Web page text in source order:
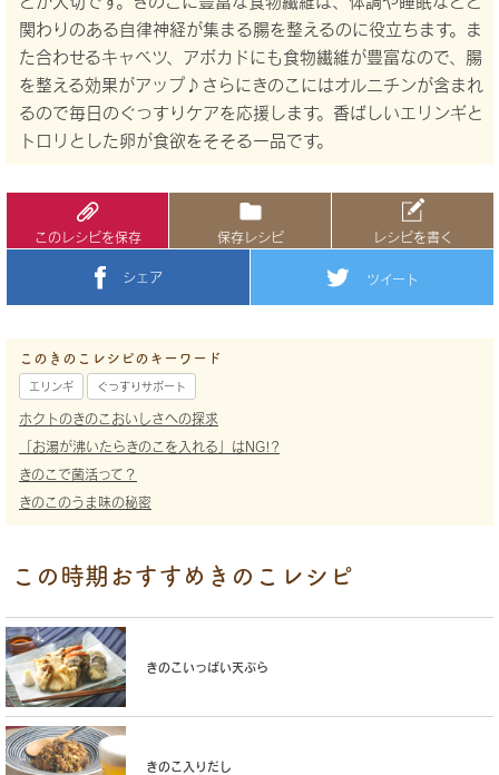
関わりのある自律神経が集まる腸を整えるのに役立ちます。ま
た合わせるキャベツ、アボカドにも食物繊維が豊富なので、腸
を整える効果がアップ♪さらにきのこにはオルニチンが含まれ
るので毎日のぐっすりケアを応援します。香ばしいエリンギと
トロリとした卵が食欲をそそる一品です。
このレシピを保存 保存レシピ レシピを書く
シェア ツイート
このきのこレシピのキーワード
エリンギ ぐっすりサポート
ホクトのきのこおいしさへの探求
「お湯が沸いたらきのこを入れる」はNG!?
きのこで菌活って？
きのこのうま味の秘密
この時期おすすめきのこレシピ
きのこいっぱい天ぷら
きのこ入りだし